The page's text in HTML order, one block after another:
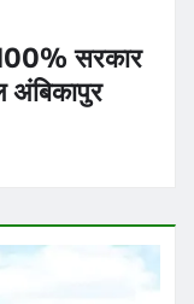
सरकार
अंबिकापुर